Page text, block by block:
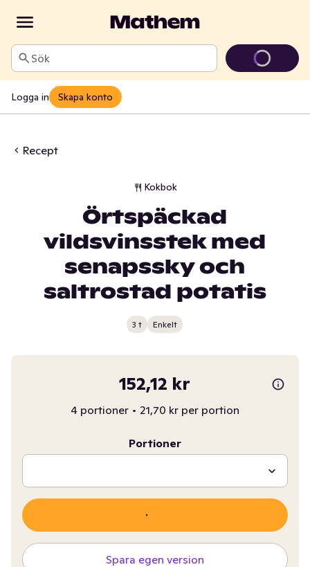
Sök
Logga in Skapa konto
Recept
Kokbok
Örtspäckad
vildsvinsstek med
senapssky och
saltrostad potatis
3 t Enkelt
152,12 kr
4 portioner • 21,70 kr per portion
Portioner
Spara egen version